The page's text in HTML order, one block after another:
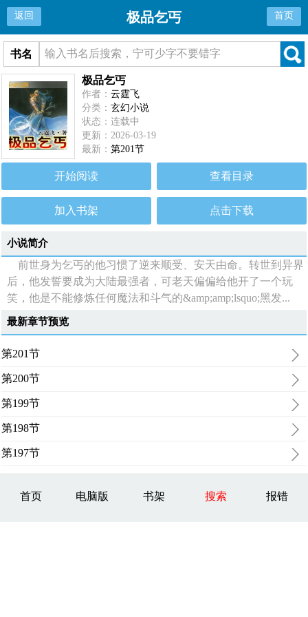
返回 极品乞丐 首页
书名
极品乞丐
作者：云霆飞
分类：玄幻小说
状态：连载中
更新：2026-03-19
最新：第201节
开始阅读 查看目录
加入书架 点击下载
小说简介
前世身为乞丐的他习惯了逆来顺受、安天由命。转世到异界
后，他发誓要成为大陆最强者，可老天偏偏给他开了一个玩
笑，他是不能修炼任何魔法和斗气的&amp;amp;lsquo;黑发...
最新章节预览
第201节
第200节
第199节
第198节
第197节
首页 电脑版 书架 搜索 报错